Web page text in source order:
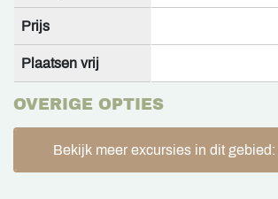
Prijs
Plaatsen vrij
OVERIGE OPTIES
Bekijk meer excursies in dit